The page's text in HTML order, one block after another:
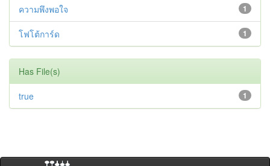
1
ความพึงพอใจ
1
โฟโต้การ์ด
Has File(s)
1
true